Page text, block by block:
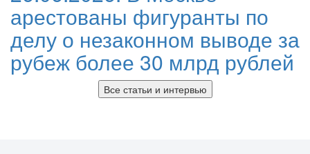
арестованы фигуранты по
делу о незаконном выводе за
рубеж более 30 млрд рублей
Все статьи и интервью